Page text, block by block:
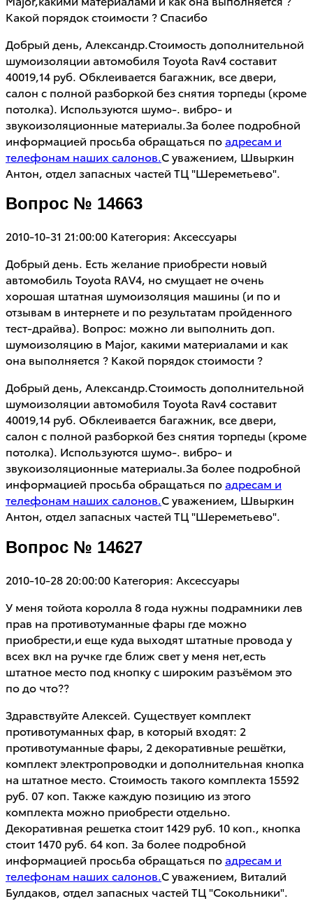
Какой порядок стоимости ? Спасибо
Добрый день, Александр.Стоимость дополнительной
шумоизоляции автомобиля Toyota Rav4 составит
40019,14 руб. Обклеивается багажник, все двери,
салон с полной разборкой без снятия торпеды (кроме
потолка). Используются шумо-. вибро- и
звукоизоляционные материалы.За более подробной
информацией просьба обращаться по адресам и
телефонам наших салонов. С уважением, Швыркин
Антон, отдел запасных частей ТЦ "Шереметьево".
Вопрос № 14663
2010-10-31 21:00:00 Категория: Аксессуары
Добрый день. Есть желание приобрести новый
автомобиль Toyota RAV4, но смущает не очень
хорошая штатная шумоизоляция машины (и по и
отзывам в интернете и по результатам пройденного
тест-драйва). Вопрос: можно ли выполнить доп.
шумоизоляцию в Major, какими материалами и как
она выполняется ? Какой порядок стоимости ?
Добрый день, Александр.Стоимость дополнительной
шумоизоляции автомобиля Toyota Rav4 составит
40019,14 руб. Обклеивается багажник, все двери,
салон с полной разборкой без снятия торпеды (кроме
потолка). Используются шумо-. вибро- и
звукоизоляционные материалы.За более подробной
информацией просьба обращаться по адресам и
телефонам наших салонов.С уважением, Швыркин
Антон, отдел запасных частей ТЦ "Шереметьево".
Вопрос № 14627
2010-10-28 20:00:00 Категория: Аксессуары
У меня тойота королла 8 года нужны подрамники лев
прав на противотуманные фары где можно
приобрести,и еще куда выходят штатные провода у
всех вкл на ручке где ближ свет у меня нет,есть
штатное место под кнопку с широким разъёмом это
по до что??
Здравствуйте Алексей. Существует комплект
противотуманных фар, в который входят: 2
противотуманные фары, 2 декоративные решётки,
комплект электропроводки и дополнительная кнопка
на штатное место. Стоимость такого комплекта 15592
руб. 07 коп. Также каждую позицию из этого
комплекта можно приобрести отдельно.
Декоративная решетка стоит 1429 руб. 10 коп., кнопка
стоит 1470 руб. 64 коп. За более подробной
информацией просьба обращаться по адресам и
телефонам наших салонов.С уважением, Виталий
Булдаков, отдел запасных частей ТЦ "Сокольники".